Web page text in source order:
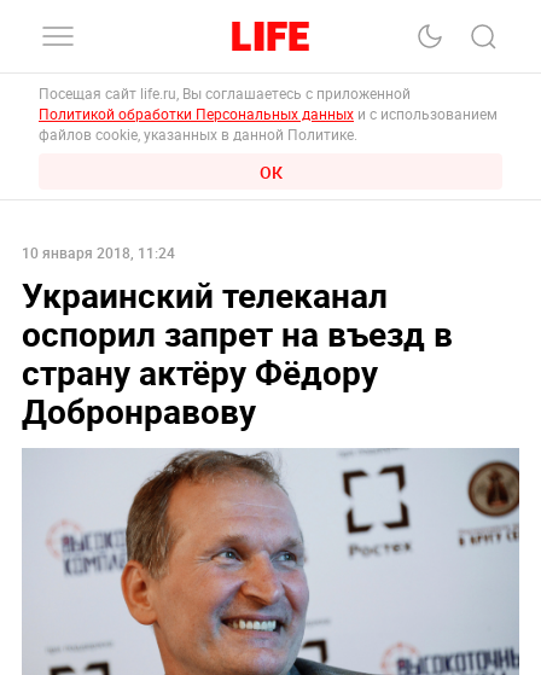
Посещая сайт life.ru, Вы соглашаетесь с приложенной
Политикой обработки Персональных данных и с использованием
файлов cookie, указанных в данной Политике.
ОК
10 января 2018, 11:24
Украинский телеканал
оспорил запрет на въезд в
страну актёру Фёдору
Добронравову